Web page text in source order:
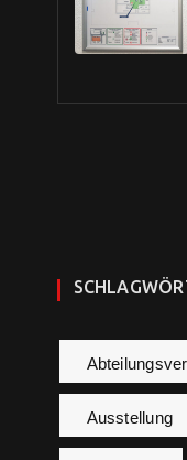
Ausstellung